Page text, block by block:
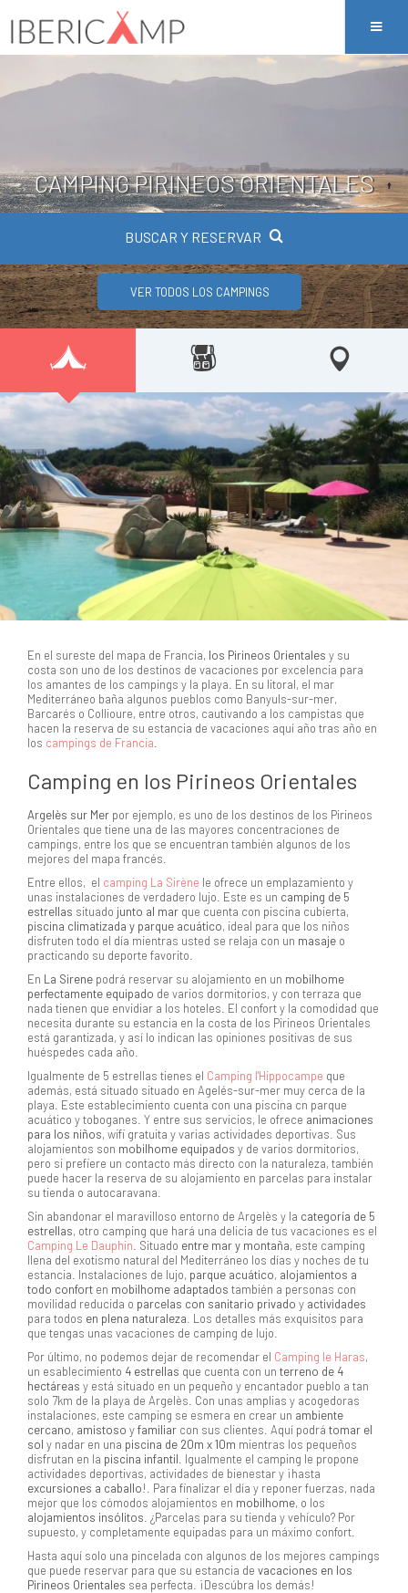
CAMPING PIRINEOS ORIENTALES
BUSCAR Y RESERVAR
VER TODOS LOS CAMPINGS
En el sureste del mapa de Francia, los Pirineos Orientales y su
costa son uno de los destinos de vacaciones por excelencia para
los amantes de los campings y la playa. En su litoral, el mar
Mediterráneo baña algunos pueblos como Banyuls-sur-mer,
Barcarés o Collioure, entre otros, cautivando a los campistas que
hacen la reserva de su estancia de vacaciones aquí año tras año en
los campings de Francia
Camping en los Pirineos Orientales
Argelès sur Mer por ejemplo, es uno de los destinos de los Pirineos
Orientales que tiene una de las mayores concentraciones de
campings, entre los que se encuentran también algunos de los
mejores del mapa francés.
Entre ellos, el camping La Sirène le ofrece un emplazamiento y
unas instalaciones de verdadero lujo. Este es un camping de 5
estrellas situado junto al mar que cuenta con piscina cubierta,
piscina climatizada y parque acuático, ideal para que los niños
disfruten todo el día mientras usted se relaja con un masaje o
practicando su deporte favorito.
En La Sirene podrá reservar su alojamiento en un mobilhome
perfectamente equipado de varios dormitorios, y con terraza que
nada tienen que envidiar a los hoteles. El confort y la comodidad que
necesita durante su estancia en la costa de los Pirineos Orientales
está garantizada, y así lo indican las opiniones positivas de sus
huéspedes cada año.
Igualmente de 5 estrellas tienes el Camping l'Hippocampe que
además, está situado situado en Agelés-sur-mer muy cerca de la
playa. Este establecimiento cuenta con una piscina cn parque
acuático y toboganes. Y entre sus servicios, le ofrece animaciones
para los niños, wifi gratuita y varias actividades deportivas. Sus
alojamientos son mobilhome equipados y de varios dormitorios,
pero si prefiere un contacto más directo con la naturaleza, también
puede hacer la reserva de su alojamiento en parcelas para instalar
su tienda o autocaravana.
Sin abandonar el maravilloso entorno de Argelès y la categoría de 5
estrellas, otro camping que hará una delicia de tus vacaciones es el
Camping Le Dauphin . Situado entre mar y montaña, este camping
llena del exotismo natural del Mediterráneo los días y noches de tu
estancia. Instalaciones de lujo, parque acuático, alojamientos a
todo confort en mobilhome adaptados también a personas con
movilidad reducida o parcelas con sanitario privado y actividades
para todos en plena naturaleza . Los detalles más exquisitos para
que tengas unas vacaciones de camping de lujo.
Por último, no podemos dejar de recomendar el Camping le Haras,
un esablecimiento 4 estrellas que cuenta con un terreno de 4
hectáreas y está situado en un pequeño y encantador pueblo a tan
solo 7km de la playa de Argelès. Con unas amplias y acogedoras
instalaciones, este camping se esmera en crear un ambiente
cercano, amistoso yfamiliar con sus clientes. Aquí podrá tomar el
sol y nadar en una piscina de 20m x 10m mientras los pequeños
disfrutan en la piscina infantil . Igualmente el camping le propone
actividades deportivas, actividades de bienestar y ¡hasta
excursiones a caballo!. Para finalizar el día y reponer fuerzas, nada
mejor que los cómodos alojamientos en mobilhome, o los
alojamientos insólitos . ¿Parcelas para su tienda y vehículo? Por
supuesto, y completamente equipadas para un máximo confort.
Hasta aquí solo una pincelada con algunos de los mejores campings
que puede reservar para que su estancia de vacaciones en los
Pirineos Orientales sea perfecta. ¡Descúbra los demás!